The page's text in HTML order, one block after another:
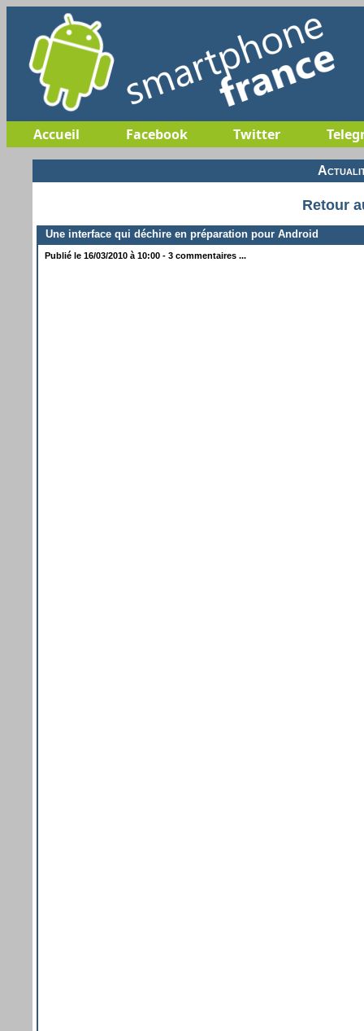
Accueil Facebook Twitter
Retour
Une interface qui déchire en préparation pour Android
Publié le 16/03/2010 à 10:00 - 3 commentaires ...